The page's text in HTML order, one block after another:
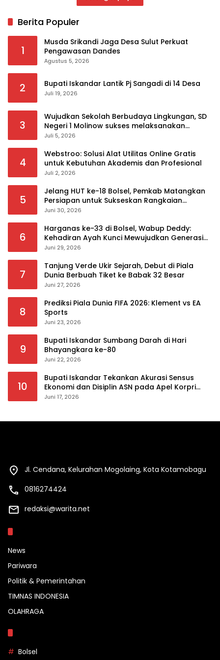
Berita Populer
1
Musda Srikandi Jaga Desa Sulut Perkuat
Pengawasan Dandes
Agustus 5, 2026
2 Bupati Iskandar Lantik Pj Sangadi di 14 Desa
Juli 19, 2026
3
Wujudkan Sekolah Berbudaya Lingkungan, SD
Negeri 1 Molinow sukses melaksanakan
serangkaian kegiatan Kampanye dan
Juli 5, 2026
4
Webstroo: Solusi Alat Utilitas Online Gratis
untuk Kebutuhan Akademis dan Profesional
Juli 2, 2026
5
Jelang HUT ke-18 Bolsel, Pemkab Matangkan
Persiapan untuk Sukseskan Rangkaian
Peringatan
Juni 30, 2026
6
Harganas ke-33 di Bolsel, Wabup Deddy:
Kehadiran Ayah Kunci Mewujudkan Generasi
Berkualitas
Juni 29, 2026
7
Tanjung Verde Ukir Sejarah, Debut di Piala
Dunia Berbuah Tiket ke Babak 32 Besar
Juni 27, 2026
8
Prediksi Piala Dunia FIFA 2026: Klement vs EA
Sports
Juni 23, 2026
9
Bupati Iskandar Sumbang Darah di Hari
Bhayangkara ke-80
Juni 22, 2026
10
Bupati Iskandar Tekankan Akurasi Sensus
Ekonomi dan Disiplin ASN pada Apel Korpri
Pemkab Bolsel
Juni 17, 2026
Jl. Cendana, Kelurahan Mogolaing, Kota Kotamobagu
0816274424
redaksi@warita.net
News
Pariwara
Politik & Pemerintahan
TIMNAS INDONESIA
OLAHRAGA
Bolsel